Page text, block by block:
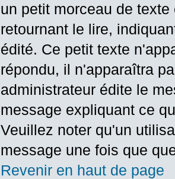
un petit morceau de
retournant le lire,
édité. Ce petit texte
répondu, il n'apparaîtra
administrateur édite le
message expliquant ce
Veuillez noter qu'un
message une fois que
Revenir en haut de page